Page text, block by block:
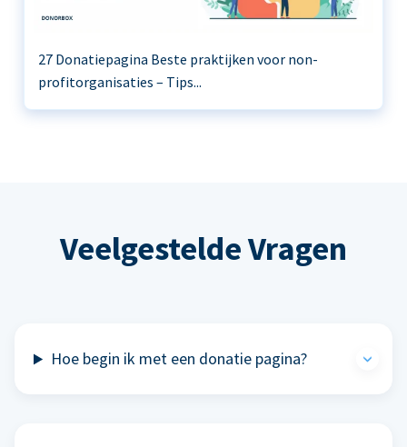
27 Donatiepagina Beste praktijken voor non-
profitorganisaties – Tips...
Veelgestelde Vragen
Hoe begin ik met een donatie pagina?